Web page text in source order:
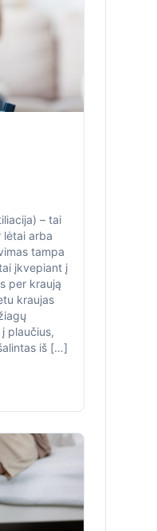
– tai
lėtai arba
tampa
įkvepiant į
per kraują
kraujas
plaučius,
iš […]